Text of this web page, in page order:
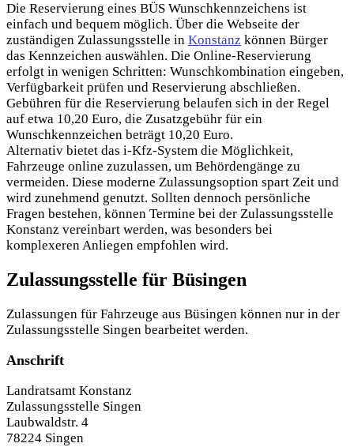
Die Reservierung eines BÜS Wunschkennzeichens ist
einfach und bequem möglich. Über die Webseite der
zuständigen Zulassungsstelle in Konstanz können Bürger
das Kennzeichen auswählen. Die Online-Reservierung
erfolgt in wenigen Schritten: Wunschkombination eingeben,
Verfügbarkeit prüfen und Reservierung abschließen.
Gebühren für die Reservierung belaufen sich in der Regel
auf etwa 10,20 Euro, die Zusatzgebühr für ein
Wunschkennzeichen beträgt 10,20 Euro.
Alternativ bietet das i-Kfz-System die Möglichkeit,
Fahrzeuge online zuzulassen, um Behördengänge zu
vermeiden. Diese moderne Zulassungsoption spart Zeit und
wird zunehmend genutzt. Sollten dennoch persönliche
Fragen bestehen, können Termine bei der Zulassungsstelle
Konstanz vereinbart werden, was besonders bei
komplexeren Anliegen empfohlen wird.
Zulassungsstelle für Büsingen
Zulassungen für Fahrzeuge aus Büsingen können nur in der
Zulassungsstelle Singen bearbeitet werden.
Anschrift
Landratsamt Konstanz
Zulassungsstelle Singen
Laubwaldstr. 4
78224 Singen